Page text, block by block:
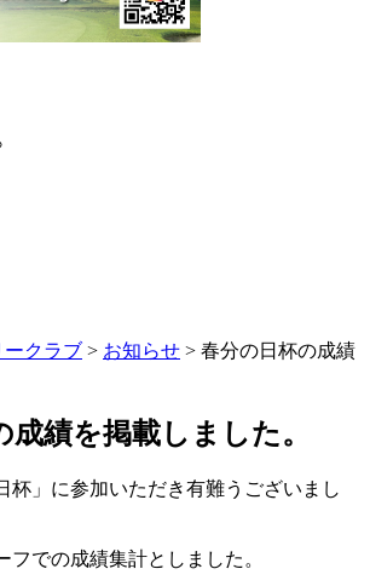
ークラブ > お知らせ > 春分の日杯の成績
成績を掲載しました。
杯」に参加いただき有難うございまし
フでの成績集計としました。